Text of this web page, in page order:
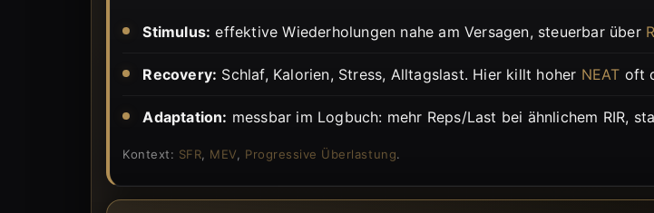
Stimulus: effektive Wiederholungen nahe am Versagen, steuerbar über
Recovery: Schlaf, Kalorien, Stress, Alltagslast. Hier killt hoher NEAT oft
Adaptation: messbar im Logbuch: mehr Reps/Last bei ähnlichem RIR,
Kontext: SFR MEV Progressive Überlastung.